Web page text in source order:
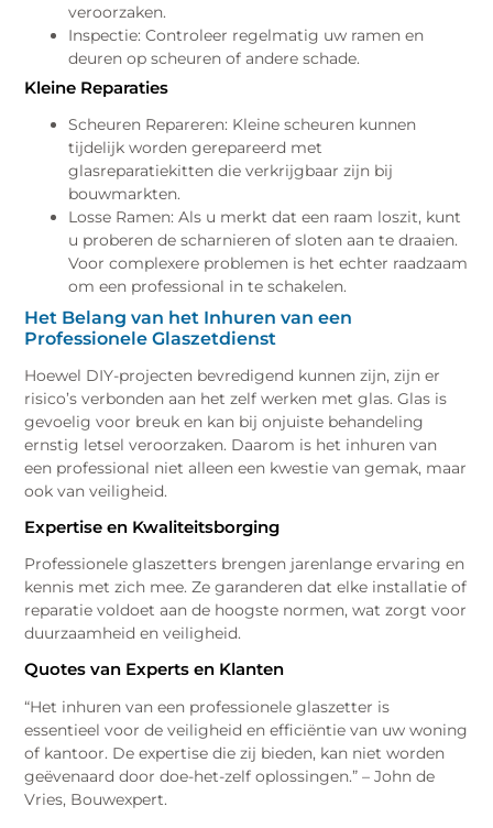
veroorzaken.
Inspectie: Controleer regelmatig uw ramen en
deuren op scheuren of andere schade.
Kleine Reparaties
Scheuren Repareren: Kleine scheuren kunnen
tijdelijk worden gerepareerd met
glasreparatiekitten die verkrijgbaar zijn bij
bouwmarkten.
Losse Ramen: Als u merkt dat een raam loszit, kunt
u proberen de scharnieren of sloten aan te draaien.
Voor complexere problemen is het echter raadzaam
om een professional in te schakelen.
Het Belang van het Inhuren van een
Professionele Glaszetdienst
Hoewel DIY-projecten bevredigend kunnen zijn, zijn er
risico’s verbonden aan het zelf werken met glas. Glas is
gevoelig voor breuk en kan bij onjuiste behandeling
ernstig letsel veroorzaken. Daarom is het inhuren van
een professional niet alleen een kwestie van gemak, maar
ook van veiligheid.
Expertise en Kwaliteitsborging
Professionele glaszetters brengen jarenlange ervaring en
kennis met zich mee. Ze garanderen dat elke installatie of
reparatie voldoet aan de hoogste normen, wat zorgt voor
duurzaamheid en veiligheid.
Quotes van Experts en Klanten
“Het inhuren van een professionele glaszetter is
essentieel voor de veiligheid en efficiëntie van uw woning
of kantoor. De expertise die zij bieden, kan niet worden
geëvenaard door doe-het-zelf oplossingen.” – John de
Vries, Bouwexpert.